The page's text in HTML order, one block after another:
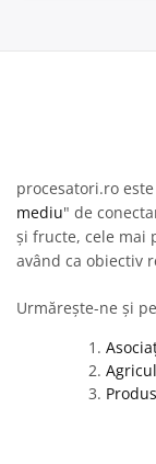
procesatori.ro
mediu" de
și fructe, cele mai
având ca obiectiv
Urmărește-ne și